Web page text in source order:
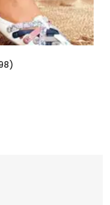
Nėra
Dėžė
Moterims
Balerinos Juodos Eko